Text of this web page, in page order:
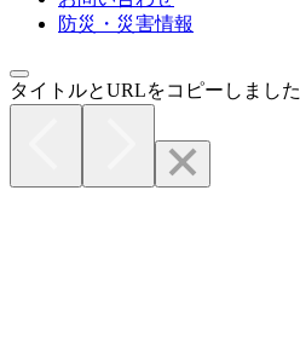
防災・災害情報
タイトルとURLをコピーしました